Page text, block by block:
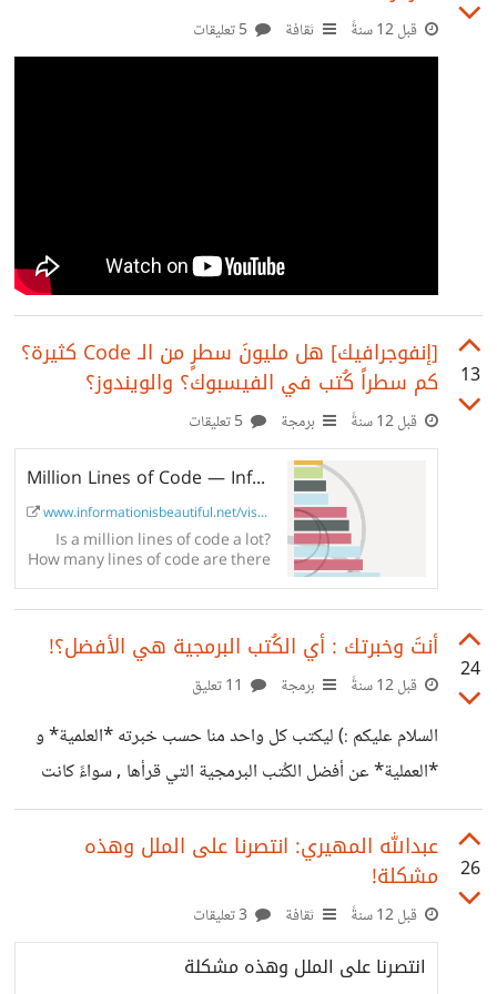
قبل 12 سنةً ثقافة
13
[إنفوجرافيك] هل مليونَ سطرٍ من الـ Code كثيرة؟
كم سطراً كُتب في الفيسبوك؟ والويندوز؟
قبل 12 سنةً برمجة
Million Lines of Code — Information is Beautiful
www.informationisbeautiful.net/visualizations/m...
Is a million lines of code a lot?
How many lines of code are there
in Windows? Facebook? iPhone
24
أنتَ وخبرتك : أي الكُتب البرمجية هي الأفضل؟!
قبل 12 سنةً برمجة
السلام عليكم :) ليكتب كل واحد منا حسب خبرته *العلمية* و
*العملية* عن أفضل الكُتب البرمجية التي قرأها , سواءً كانت
كُتباً عن *اللغات البرمجية* ذاتها أو عن *المنطق البرمجي* و
*البرمجة* بشكل عام. > أرجو أن يحوي هذا النقاش زُبدة الكُتب
البرمجية , ليكون مرجعاً لأي كان. شارك واكتب , ولك جزيل
الشكر.
26
عبدالله المهيري: انتصرنا على الملل وهذه
مشكلة!
قبل 12 سنةً ثقافة
انتصرنا على الملل وهذه مشكلة